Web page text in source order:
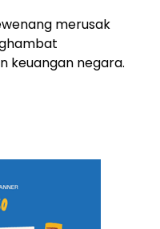
merusak
keuangan negara.